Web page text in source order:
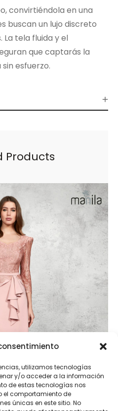
utilizamos tecnologías
y/o acceder a la información
de estas tecnologías nos
el comportamiento de
únicas en este sitio. No
convirtiéndola en una
buscan un lujo discreto
tela fluida y el
que captarás la
esfuerzo.
Products